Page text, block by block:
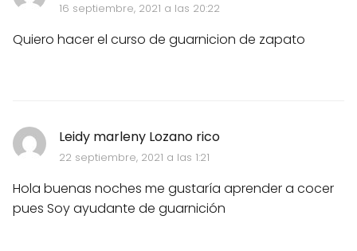
16 septiembre, 2021 a las 20:22
Quiero hacer el curso de guarnicion de zapato
Leidy marleny Lozano rico
22 septiembre, 2021 a las 1:21
Hola buenas noches me gustaría aprender a cocer
pues Soy ayudante de guarnición